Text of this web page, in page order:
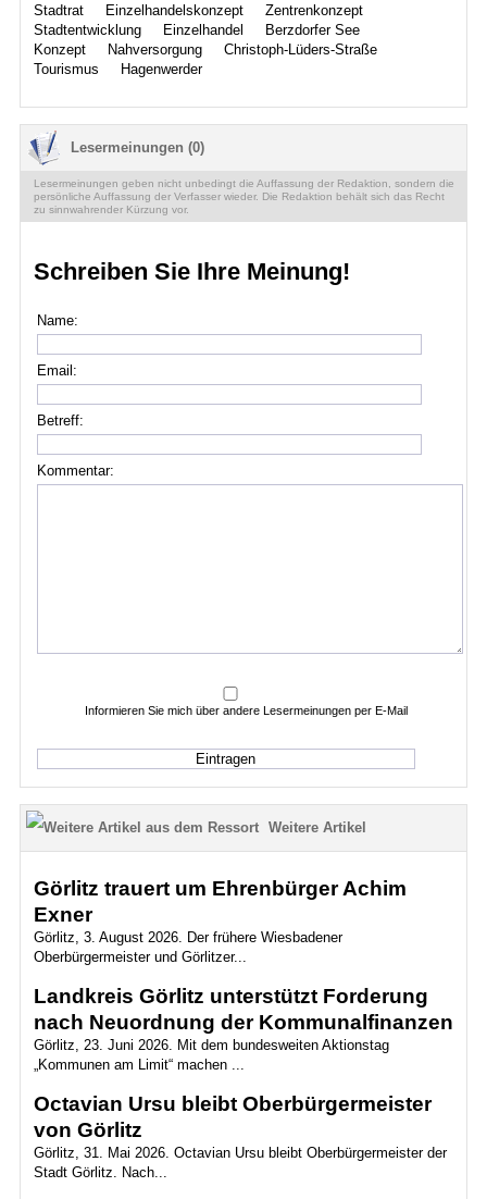
Stadtrat Einzelhandelskonzept
Zentrenkonzept
Stadtentwicklung
Einzelhandel
Berzdorfer See
Konzept
Nahversorgung
Christoph-Lüders-Straße
Tourismus
Hagenwerder
Lesermeinungen (0)
Lesermeinungen geben nicht unbedingt die Auffassung der Redaktion, sondern die
persönliche Auffassung der Verfasser wieder. Die Redaktion behält sich das Recht
zu sinnwahrender Kürzung vor.
Schreiben Sie Ihre Meinung!
Name:
Email:
Betreff:
Kommentar:
Informieren Sie mich über andere Lesermeinungen per E-Mail
Weitere Artikel
Görlitz trauert um Ehrenbürger Achim
Exner
Görlitz, 3. August 2026. Der frühere Wiesbadener
Oberbürgermeister und Görlitzer...
Landkreis Görlitz unterstützt Forderung
nach Neuordnung der Kommunalfinanzen
Görlitz, 23. Juni 2026. Mit dem bundesweiten Aktionstag
„Kommunen am Limit“ machen ...
Octavian Ursu bleibt Oberbürgermeister
von Görlitz
Görlitz, 31. Mai 2026. Octavian Ursu bleibt Oberbürgermeister der
Stadt Görlitz. Nach...